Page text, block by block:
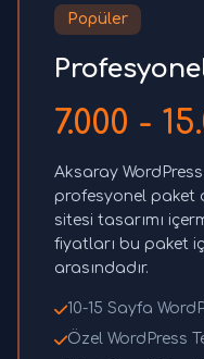
Popüler
7.000 -
Aksaray
profesyonel paket
sitesi tasarımı
fiyatları bu paket
arasındadır.
10-15 Sayfa
Özel WordPress